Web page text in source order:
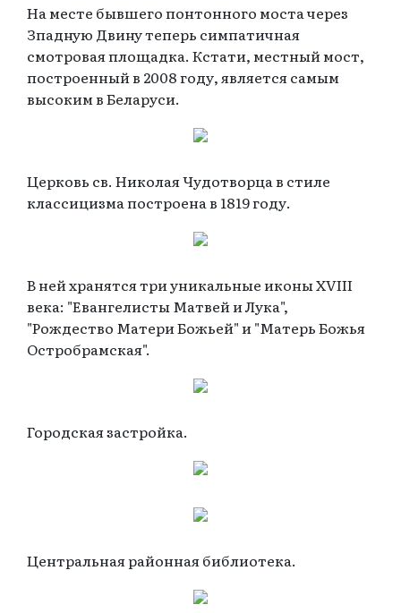
На месте бывшего понтонного моста через
Зпадную Двину теперь симпатичная
смотровая площадка. Кстати, местный мост,
построенный в 2008 году, является самым
высоким в Беларуси.
Церковь св. Николая Чудотворца в стиле
классицизма построена в 1819 году.
В ней хранятся три уникальные иконы XVIII
века: "Евангелисты Матвей и Лука",
"Рождество Матери Божьей" и "Матерь Божья
Остробрамская".
Городская застройка.
Центральная районная библиотека.